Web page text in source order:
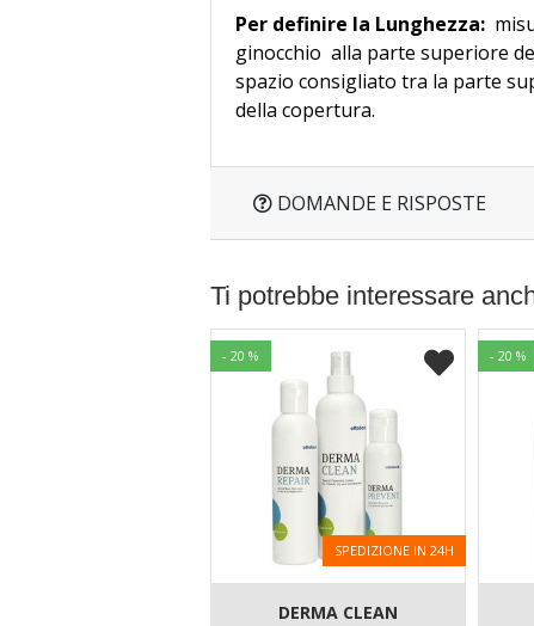
Per definire la Lunghezza:
ginocchio alla parte superiore
spazio consigliato tra la parte
della copertura.
DOMANDE E RISPOSTE
Ti potrebbe interessare
- 20 %
SPEDIZIONE IN 24H
DERMA CLEAN
- 20 %